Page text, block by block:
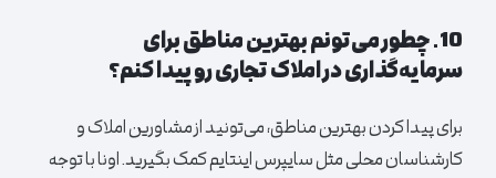
10. چطور می‌تونم بهترین مناطق برای
سرمایه‌گذاری در املاک تجاری رو پیدا کنم؟
برای پیدا کردن بهترین مناطق، می‌تونید از مشاورین املاک و
کارشناسان محلی مثل سایپرس اینتایم کمک بگیرید. اونا با توجه